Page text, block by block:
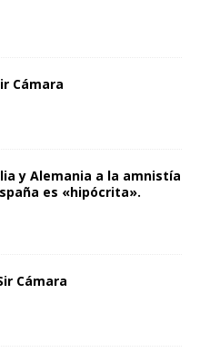
Cámara
y Alemania a la amnistía
es «hipócrita».
Cámara